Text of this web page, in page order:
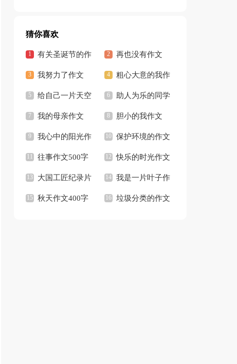
猜你喜欢
有关圣诞节的作
文
再也没有作文
700字
我努力了作文 粗心大意的我作
文
给自己一片天空
作文
助人为乐的同学
我的母亲作文
300字
胆小的我作文
400字
我心中的阳光作
文
保护环境的作文
500字
往事作文500字 快乐的时光作文
通用15篇
大国工匠纪录片
观后感
我是一片叶子作
文
秋天作文400字 垃圾分类的作文